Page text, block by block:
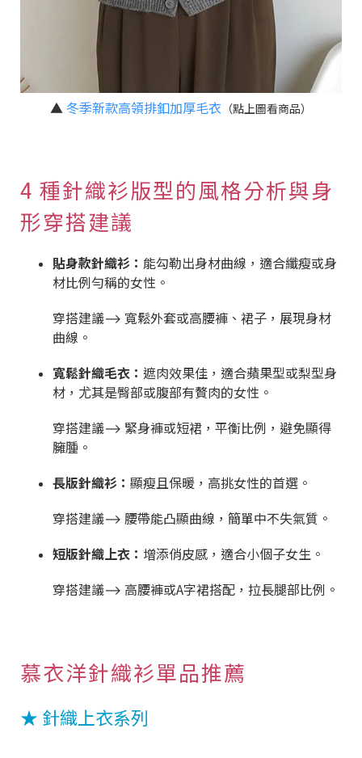
▲冬季新款高領排釦加厚毛衣 （點上圖看商品）
4 種針織衫版型的風格分析與身
形穿搭建議
貼身款針織衫： 能勾勒出身材曲線，適合纖瘦或身
材比例勻稱的女性。
穿搭建議⟶ 寬鬆外套或高腰褲、裙子，展現身材
曲線。
寬鬆針織毛衣： 遮肉效果佳，適合蘋果型或梨型身
材，尤其是臀部或腹部有贅肉的女性。
穿搭建議⟶ 緊身褲或短裙，平衡比例，避免顯得
臃腫。
長版針織衫： 顯瘦且保暖，高挑女性的首選。
穿搭建議⟶ 腰帶能凸顯曲線，簡單中不失氣質。
短版針織上衣： 增添俏皮感，適合小個子女生。
穿搭建議⟶ 高腰褲或A字裙搭配，拉長腿部比例。
慕衣洋針織衫單品推薦
★ 針織上衣系列